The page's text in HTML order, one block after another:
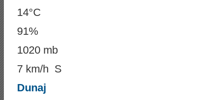
14°C
91%
1020 mb
7 km/h S
Dunaj